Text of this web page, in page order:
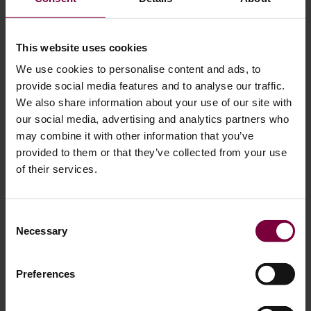
This website uses cookies
We use cookies to personalise content and ads, to
provide social media features and to analyse our traffic.
We also share information about your use of our site with
our social media, advertising and analytics partners who
may combine it with other information that you’ve
provided to them or that they’ve collected from your use
of their services.
Selection
Necessary
Preferences
technologie derrière la réparation moderne
des jantes
Ce niveau de qualité est rendu possible par le passage de
l'artisanat manuel à des systèmes avancés pilotés par la
environnements contrôlés.
Les systèmes guidés par laser analysent la forme de la
roue pour garantir la précision, tandis que la technologie